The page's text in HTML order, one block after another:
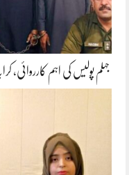
جہلم پولیس کی اہم کارروائی، کرایہ